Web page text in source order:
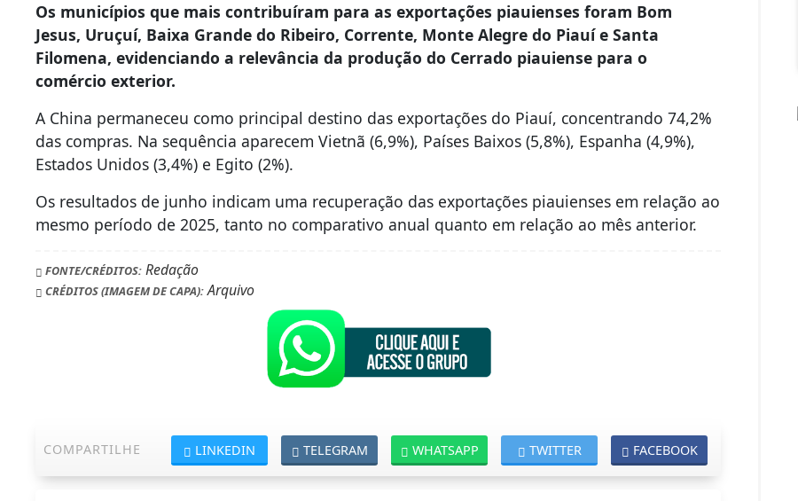
Os municípios que mais contribuíram para as exportações piauienses foram Bom
Jesus, Uruçuí, Baixa Grande do Ribeiro, Corrente, Monte Alegre do Piauí e Santa
Filomena, evidenciando a relevância da produção do Cerrado piauiense para o
comércio exterior.
A China permaneceu como principal destino das exportações do Piauí, concentrando 74,2%
das compras. Na sequência aparecem Vietnã (6,9%), Países Baixos (5,8%), Espanha (4,9%),
Estados Unidos (3,4%) e Egito (2%).
Os resultados de junho indicam uma recuperação das exportações piauienses em relação ao
mesmo período de 2025, tanto no comparativo anual quanto em relação ao mês anterior.
FONTE/CRÉDITOS: Redação
CRÉDITOS (IMAGEM DE CAPA):Arquivo
COMPARTILHE FACEBOOK
TWITTER
WHATSAPP
TELEGRAM
LINKEDIN